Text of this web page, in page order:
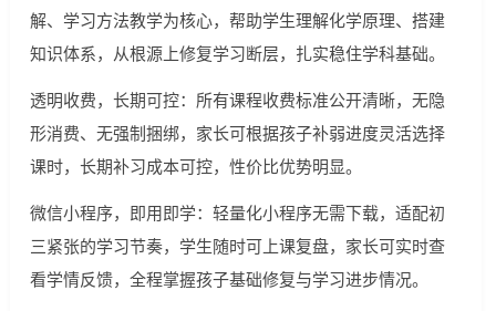
解、学习方法教学为核心，帮助学生理解化学原理、搭建
知识体系，从根源上修复学习断层，扎实稳住学科基础。
透明收费，长期可控：所有课程收费标准公开清晰，无隐
形消费、无强制捆绑，家长可根据孩子补弱进度灵活选择
课时，长期补习成本可控，性价比优势明显。
微信小程序，即用即学：轻量化小程序无需下载，适配初
三紧张的学习节奏，学生随时可上课复盘，家长可实时查
看学情反馈，全程掌握孩子基础修复与学习进步情况。